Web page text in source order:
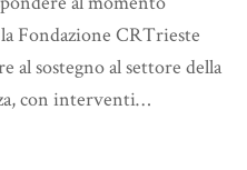
Fondazione CRTrieste
al sostegno al settore della
con interventi…